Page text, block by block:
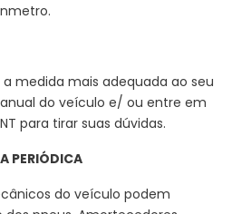
medida mais adequada ao seu
do veículo e/ ou entre em
para tirar suas dúvidas.
PERIÓDICA
do veículo podem